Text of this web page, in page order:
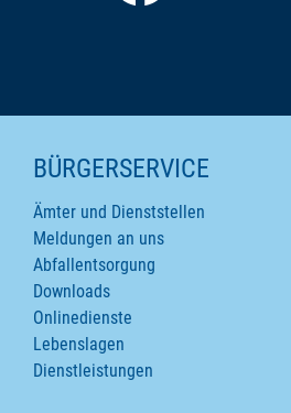
SEITENINHALTE
BÜRGERSERVICE
Ämter und Dienststellen
Meldungen an uns
Abfallentsorgung
Downloads
Onlinedienste
Lebenslagen
Dienstleistungen